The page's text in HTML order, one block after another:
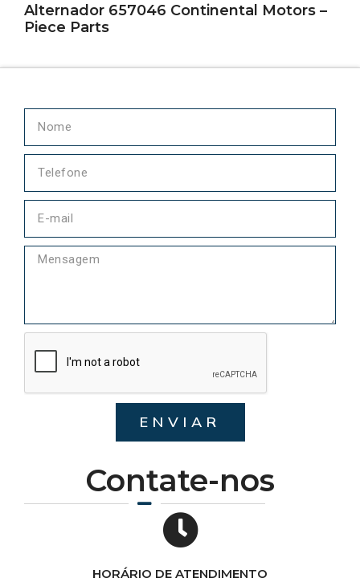
Alternador 657046 Continental Motors –
Piece Parts
Contate-nos
HORÁRIO DE ATENDIMENTO
ENVIAR